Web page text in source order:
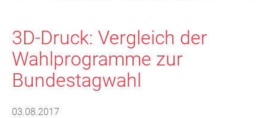
3D-Druck: Vergleich der
Wahlprogramme zur
Bundestagwahl
03.08.2017